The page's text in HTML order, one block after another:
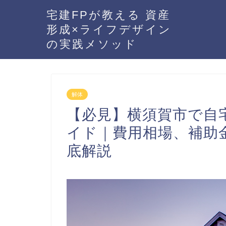
宅建FPが教える 資産
形成×ライフデザイン
の実践メソッド
解体
【必見】横須賀市で
イド｜費用相場、補助
底解説